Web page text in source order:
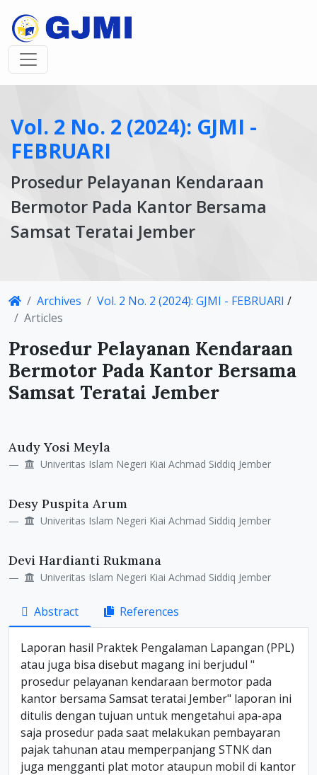
Vol. 2 No. 2 (2024): GJMI -
FEBRUARI
Prosedur Pelayanan Kendaraan
Bermotor Pada Kantor Bersama
Samsat Teratai Jember
DetailsArchives Vol. 2 No. 2 (2024): GJMI - FEBRUARI /
Articles
Prosedur Pelayanan Kendaraan
Bermotor Pada Kantor Bersama
Samsat Teratai Jember
Article
Content
Audy Yosi Meyla
Univeritas Islam Negeri Kiai Achmad Siddiq Jember
Desy Puspita Arum
Univeritas Islam Negeri Kiai Achmad Siddiq Jember
Devi Hardianti Rukmana
Univeritas Islam Negeri Kiai Achmad Siddiq Jember
Abstract References
Laporan hasil Praktek Pengalaman Lapangan (PPL)
atau juga bisa disebut magang ini berjudul "
prosedur pelayanan kendaraan bermotor pada
kantor bersama Samsat teratai Jember" laporan ini
ditulis dengan tujuan untuk mengetahui apa-apa
saja prosedur pada saat melakukan pembayaran
pajak tahunan atau memperpanjang STNK dan
juga mengganti plat motor ataupun mobil di kantor